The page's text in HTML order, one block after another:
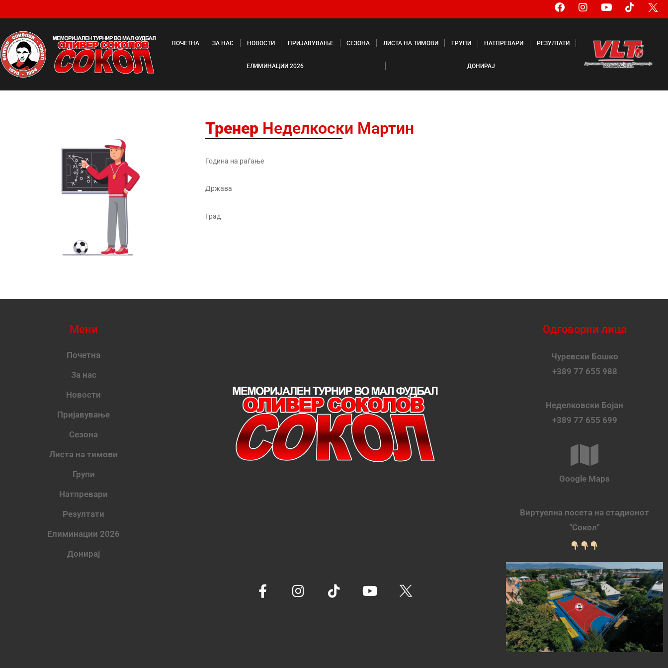
ПОЧЕТНА ЗА НАС НОВОСТИ ПРИЈАВУВАЊЕ СЕЗОНА ЛИСТА НА ТИМОВИ ГРУПИ НАТПРЕВАРИ РЕЗУЛТАТИ
ЕЛИМИНАЦИИ 2026 ДОНИРАЈ
Тренер Неделкоски Мартин
Година на раѓање
Држава
Град
Мени
Почетна
За нас
Новости
Пријавување
Сезона
Листа на тимови
Групи
Натпревари
Резултати
Елиминации 2026
Донирај
Одговорни лица
Чуревски Бошко
+389 77 655 988
Неделковски Бојан
+389 77 655 699
Google Maps
Виртуелна посета на стадионот
"Сокол"